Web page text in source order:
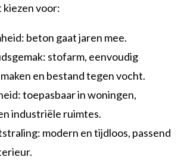
voor:
beton gaat jaren mee.
stofarm, eenvoudig
en bestand tegen vocht.
toepasbaar in woningen,
industriële ruimtes.
modern en tijdloos, passend